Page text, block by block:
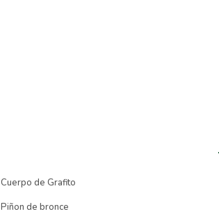
Cuerpo de Grafito
Piñon de bronce